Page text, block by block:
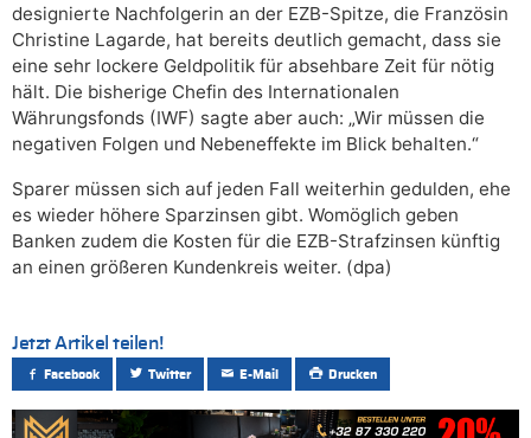
designierte Nachfolgerin an der EZB-Spitze, die Französin
Christine Lagarde, hat bereits deutlich gemacht, dass sie
eine sehr lockere Geldpolitik für absehbare Zeit für nötig
hält. Die bisherige Chefin des Internationalen
Währungsfonds (IWF) sagte aber auch: „Wir müssen die
negativen Folgen und Nebeneffekte im Blick behalten.“
Sparer müssen sich auf jeden Fall weiterhin gedulden, ehe
es wieder höhere Sparzinsen gibt. Womöglich geben
Banken zudem die Kosten für die EZB-Strafzinsen künftig
an einen größeren Kundenkreis weiter. (dpa)
Jetzt Artikel teilen!
Facebook Twitter E-Mail Drucken